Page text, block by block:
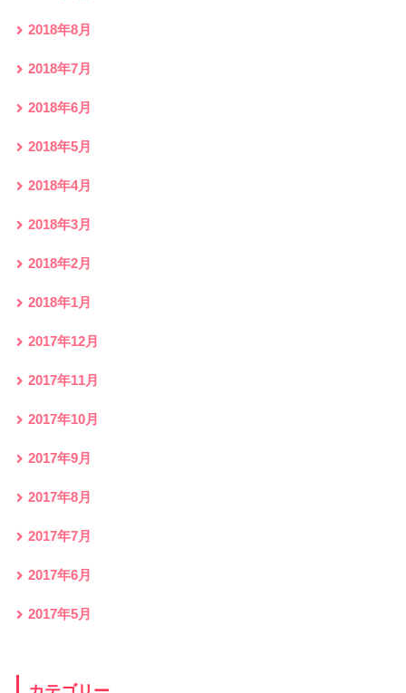
2018年8月
2018年7月
2018年6月
2018年5月
2018年4月
2018年3月
2018年2月
2018年1月
2017年12月
2017年11月
2017年10月
2017年9月
2017年8月
2017年7月
2017年6月
2017年5月